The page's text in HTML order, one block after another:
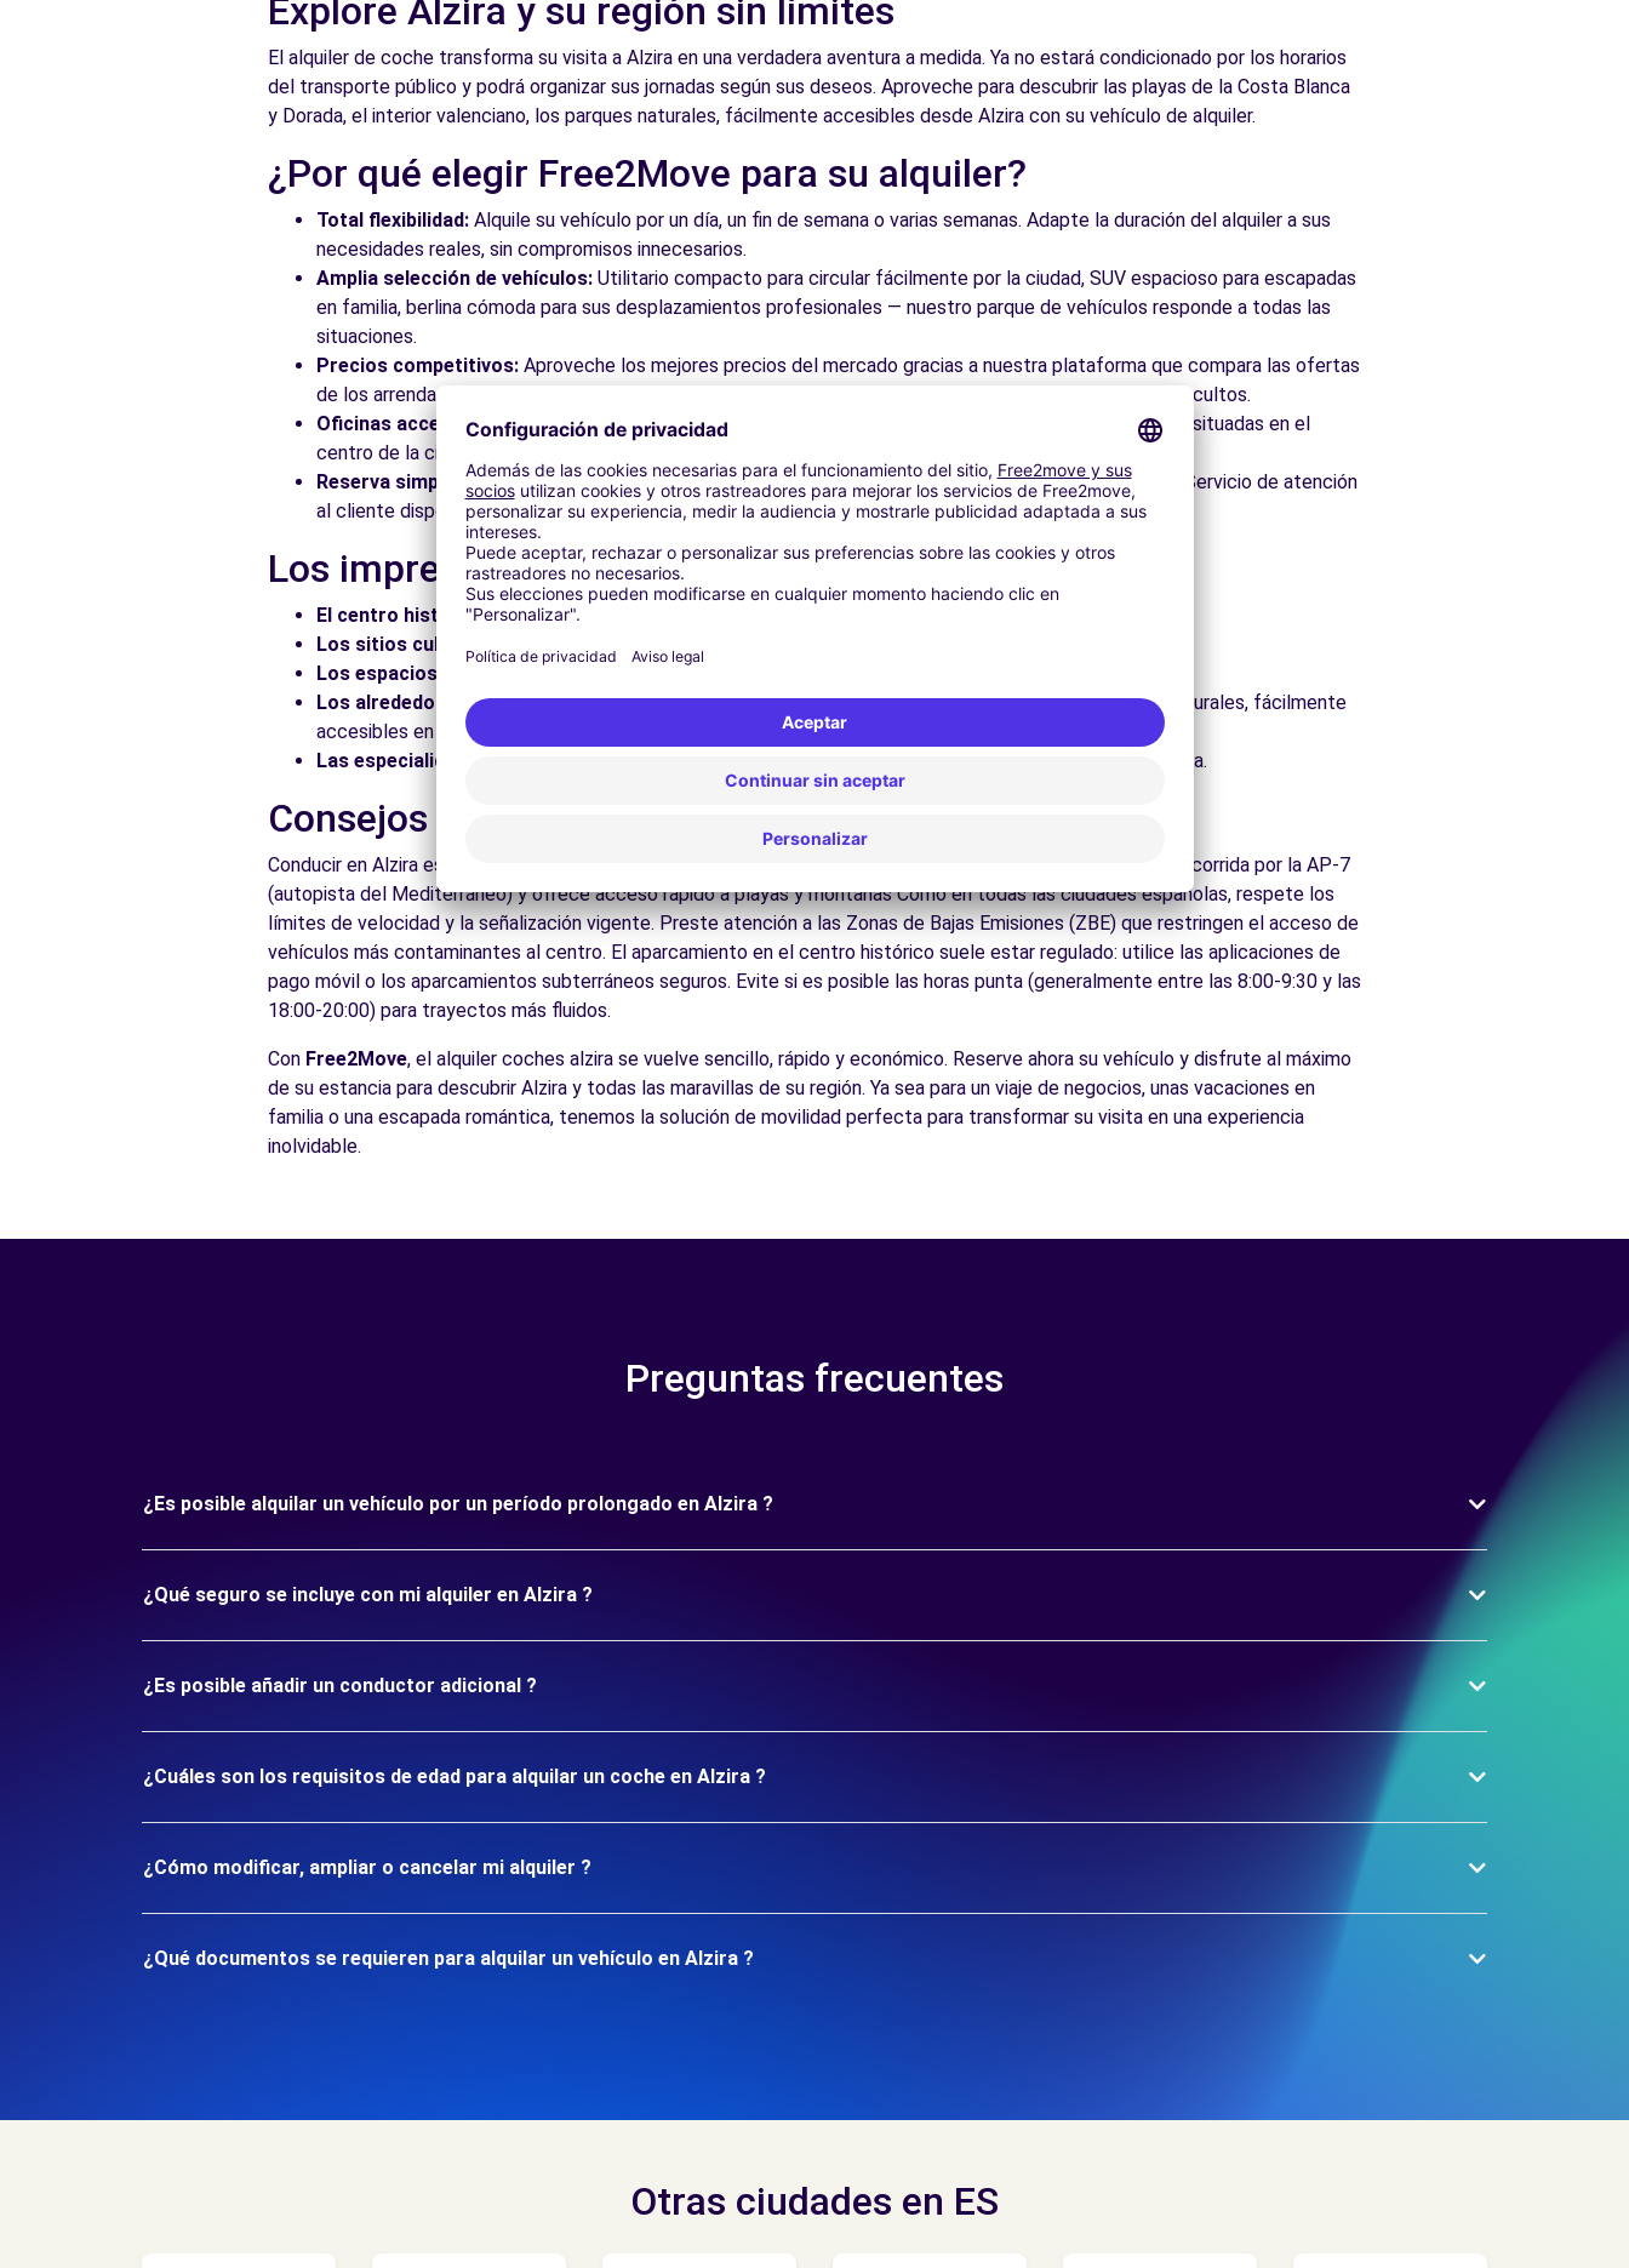
Explore Alzira y su región sin límites
El alquiler de coche transforma su visita a Alzira en una verdadera aventura a medida. Ya no estará condicionado por los horarios
del transporte público y podrá organizar sus jornadas según sus deseos. Aproveche para descubrir las playas de la Costa Blanca
y Dorada, el interior valenciano, los parques naturales, fácilmente accesibles desde Alzira con su vehículo de alquiler.
¿Por qué elegir Free2Move para su alquiler?
Total flexibilidad: Alquile su vehículo por un día, un fin de semana o varias semanas. Adapte la duración del alquiler a sus
necesidades reales, sin compromisos innecesarios.
Amplia selección de vehículos: Utilitario compacto para circular fácilmente por la ciudad, SUV espacioso para escapadas
en familia, berlina cómoda para sus desplazamientos profesionales — nuestro parque de vehículos responde a todas las
situaciones.
Precios competitivos: Aproveche los mejores precios del mercado gracias a nuestra plataforma que compara las ofertas
de los arrendadores asociados. Reserve en línea en pocos clics con precios transparentes, sin cargos ocultos.
Oficinas accesibles:Recoja su vehículo en una de nuestras numerosas oficinas asociadas, idealmente situadas en el
centro de la ciudad, en estaciones o cerca de los aeropuertos.
Reserva simplificada:Nuestra plataforma intuitiva le permite reservar su vehículo en pocos minutos. Servicio de atención
al cliente disponible para responder a todas sus preguntas.
Los imprescindibles de Alzira y alrededores
El centro histórico:Pasee por las calles del casco antiguo y descubra su patrimonio arquitectónico.
Los sitios culturales:
Los espacios naturales:
Disfrute de los parques y jardines para un descanso en plena naturaleza.
Los alrededores:Explore las playas de la Costa Blanca y Dorada, el interior valenciano, los parques naturales, fácilmente
accesibles en coche.
Las especialidades locales:
Descubra la gastronomía regional en los restaurantes y mercados de Alzira.
Consejos prácticos para conducir en Alzira
Conducir en Alzira es accesible para todos los conductores con algunos consejos prácticos. la región está recorrida por la AP-7
(autopista del Mediterráneo) y ofrece acceso rápido a playas y montañas Como en todas las ciudades españolas, respete los
límites de velocidad y la señalización vigente. Preste atención a las Zonas de Bajas Emisiones (ZBE) que restringen el acceso de
vehículos más contaminantes al centro. El aparcamiento en el centro histórico suele estar regulado: utilice las aplicaciones de
pago móvil o los aparcamientos subterráneos seguros. Evite si es posible las horas punta (generalmente entre las 8:00-9:30 y las
18:00-20:00) para trayectos más fluidos.
Con Free2Move, el alquiler coches alzira se vuelve sencillo, rápido y económico. Reserve ahora su vehículo y disfrute al máximo
de su estancia para descubrir Alzira y todas las maravillas de su región. Ya sea para un viaje de negocios, unas vacaciones en
familia o una escapada romántica, tenemos la solución de movilidad perfecta para transformar su visita en una experiencia
inolvidable.
Preguntas frecuentes
¿Es posible alquilar un vehículo por un período prolongado en Alzira ?
¿Qué seguro se incluye con mi alquiler en Alzira ?
¿Es posible añadir un conductor adicional ?
¿Cuáles son los requisitos de edad para alquilar un coche en Alzira ?
¿Cómo modificar, ampliar o cancelar mi alquiler ?
¿Qué documentos se requieren para alquilar un vehículo en Alzira ?
Otras ciudades en ES